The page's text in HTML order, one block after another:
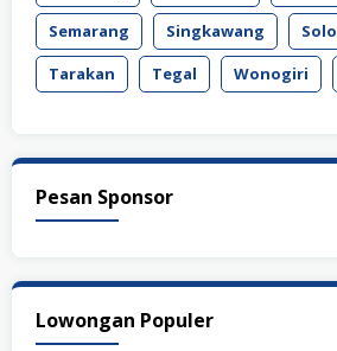
Semarang
Singkawang Solo
Tarakan
Tegal Wonogiri
Pesan Sponsor
Lowongan Populer